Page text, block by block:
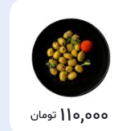
110,000